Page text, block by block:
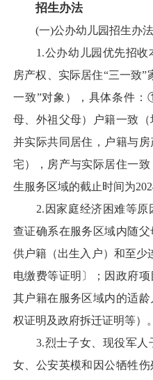
招生办法
(一)公办幼儿园招生办法
1.公办幼儿园优先招收
房产权、实际居住“三一致
一致”对象），具体条件
母、外祖父母）户籍一致（
并实际共同居住，户籍与
宅），房产与实际居住一
生服务区域的截止时间为
2.因家庭经济困难等原
查证确系在服务区域内随
供户籍（出生入户）和至少
电缴费等证明〕；因政府
其户籍在服务区域内的适
权证明及政府拆迁证明等）。
3.烈士子女、现役军人
女、公安英模和因公牺牲